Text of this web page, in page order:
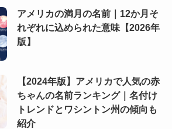
アメリカの満月の名前｜12か月そ
れぞれに込められた意味【2026年
版】
【2024年版】アメリカで人気の赤
ちゃんの名前ランキング｜名付け
トレンドとワシントン州の傾向も
紹介